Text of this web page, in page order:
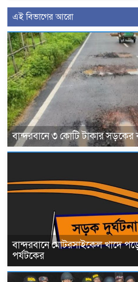
এই বিভাগের আরো
বান্দরবানে ৩ কোটি টাকার সড়কের
বান্দরবানে মোটরসাইকেল খাদে
পর্যটকের